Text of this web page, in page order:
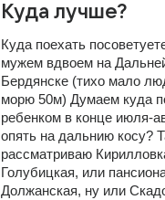
Куда лучше?
Куда поехать
мужем вдвоем на
Бердянске (тихо мало
морю 50м) Думаем куда
ребенком в конце июля-
опять на дальнию косу?
рассматриваю
Голубицкая, или
Должанская, ну или